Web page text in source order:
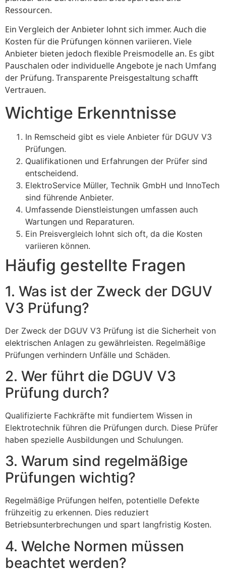
Ressourcen.
Ein Vergleich der Anbieter lohnt sich immer. Auch die
Kosten für die Prüfungen können variieren. Viele
Anbieter bieten jedoch flexible Preismodelle an. Es gibt
Pauschalen oder individuelle Angebote je nach Umfang
der Prüfung. Transparente Preisgestaltung schafft
Vertrauen.
Wichtige Erkenntnisse
In Remscheid gibt es viele Anbieter für DGUV V3
Prüfungen.
Qualifikationen und Erfahrungen der Prüfer sind
entscheidend.
ElektroService Müller, Technik GmbH und InnoTech
sind führende Anbieter.
Umfassende Dienstleistungen umfassen auch
Wartungen und Reparaturen.
Ein Preisvergleich lohnt sich oft, da die Kosten
variieren können.
Häufig gestellte Fragen
1. Was ist der Zweck der DGUV
V3 Prüfung?
Der Zweck der DGUV V3 Prüfung ist die Sicherheit von
elektrischen Anlagen zu gewährleisten. Regelmäßige
Prüfungen verhindern Unfälle und Schäden.
2. Wer führt die DGUV V3
Prüfung durch?
Qualifizierte Fachkräfte mit fundiertem Wissen in
Elektrotechnik führen die Prüfungen durch. Diese Prüfer
haben spezielle Ausbildungen und Schulungen.
3. Warum sind regelmäßige
Prüfungen wichtig?
Regelmäßige Prüfungen helfen, potentielle Defekte
frühzeitig zu erkennen. Dies reduziert
Betriebsunterbrechungen und spart langfristig Kosten.
4. Welche Normen müssen
beachtet werden?